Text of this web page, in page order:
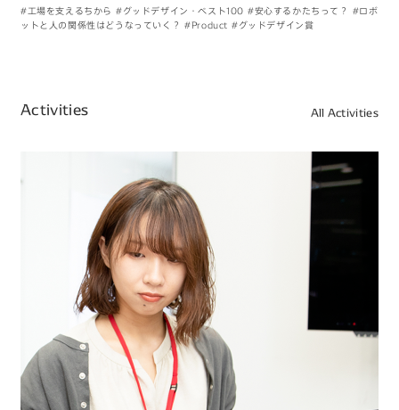
#工場を支えるちから #グッドデザイン・ベスト100 #安心するかたちって？ #ロボ
ットと人の関係性はどうなっていく？ #Product #グッドデザイン賞
Activities All Activities